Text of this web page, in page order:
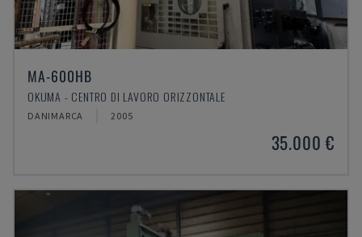
MA-600HB
OKUMA - CENTRO DI LAVORO ORIZZONTALE
DANIMARCA 2005
35.000 €